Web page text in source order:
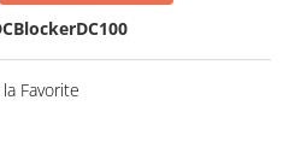
Favorite